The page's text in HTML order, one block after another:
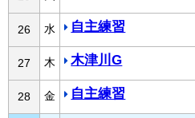
26 水 自主練習
27 木 木津川G
28 金 自主練習